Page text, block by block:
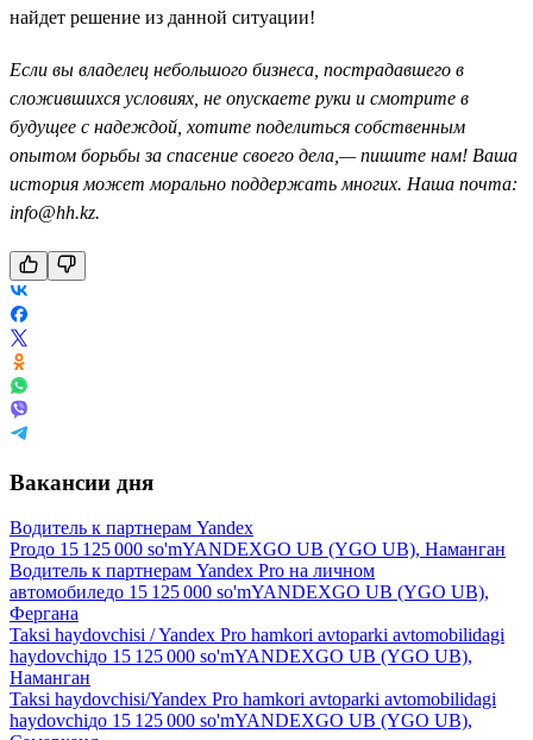
найдет решение из данной ситуации!
Если вы владелец небольшого бизнеса, пострадавшего в
сложившихся условиях, не опускаете руки и смотрите в
будущее с надеждой, хотите поделиться собственным
опытом борьбы за спасение своего дела,— пишите нам! Ваша
история может морально поддержать многих. Наша почта:
info@hh.kz.
Вакансии дня
Водитель к партнерам Yandex
Proдо 15 125 000 so'mYANDEXGO UB (YGO UB), Наманган
Водитель к партнерам Yandex Pro на личном
автомобиледо 15 125 000 so'mYANDEXGO UB (YGO UB),
Фергана
Taksi haydovchisi / Yandex Pro hamkori avtoparki avtomobilidagi
haydovchiдо 15 125 000 so'mYANDEXGO UB (YGO UB),
Наманган
Taksi haydovchisi/Yandex Pro hamkori avtoparki avtomobilidagi
haydovchiдо 15 125 000 so'mYANDEXGO UB (YGO UB),